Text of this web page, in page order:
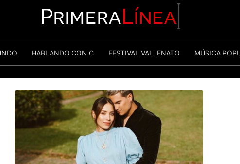
PrimeraLínea
HABLANDO CON C FESTIVAL VALLENATO MÚSICA